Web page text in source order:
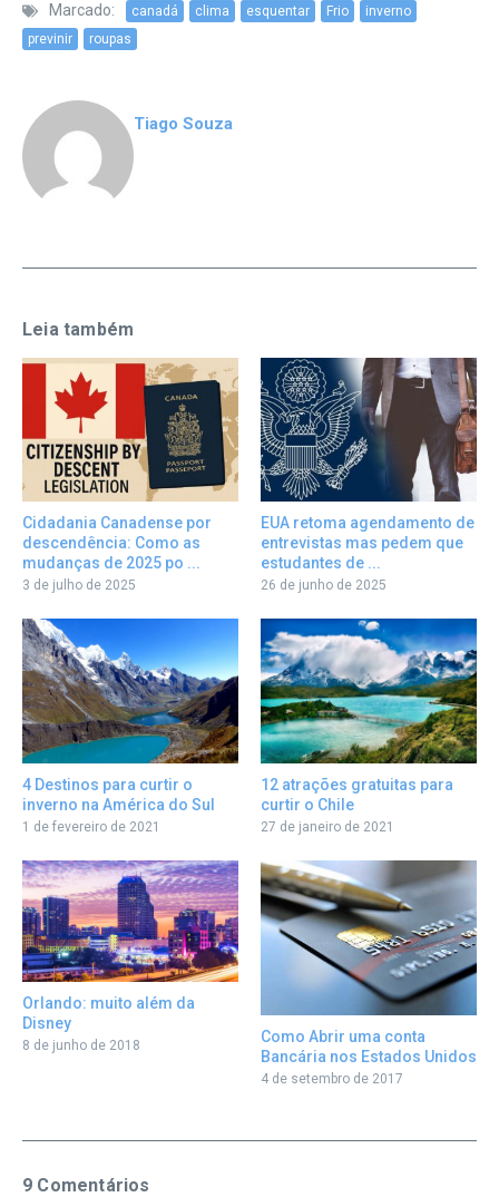
Marcado: canadá clima esquentar Frio
inverno
previnir
roupas
Tiago Souza
Leia também
Cidadania Canadense por
descendência: Como as
mudanças de 2025 po ...
3 de julho de 2025
EUA retoma agendamento de
entrevistas mas pedem que
estudantes de ...
26 de junho de 2025
4 Destinos para curtir o
inverno na América do Sul
1 de fevereiro de 2021
12 atrações gratuitas para
curtir o Chile
27 de janeiro de 2021
Orlando: muito além da
Disney
8 de junho de 2018
Como Abrir uma conta
Bancária nos Estados Unidos
4 de setembro de 2017
9 Comentários